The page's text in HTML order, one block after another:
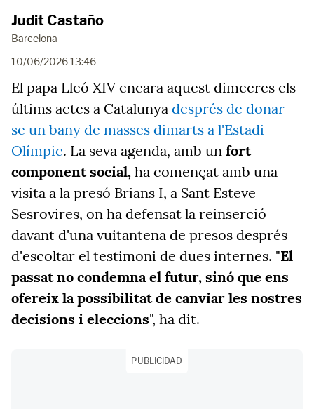
Judit Castaño
Barcelona
10/06/2026 13:46
El papa Lleó XIV encara aquest dimecres els
últims actes a Catalunya després de donar-
se un bany de masses dimarts a l'Estadi
Olímpic. La seva agenda, amb un fort
component social, ha començat amb una
visita a la presó Brians I, a Sant Esteve
Sesrovires, on ha defensat la reinserció
davant d'una vuitantena de presos després
d'escoltar el testimoni de dues internes. "El
passat no condemna el futur, sinó que ens
ofereix la possibilitat de canviar les nostres
decisions i eleccions", ha dit.
PUBLICIDAD